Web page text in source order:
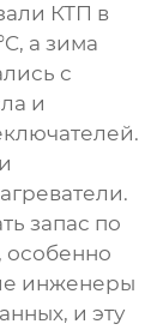
КТП в
а зима
с
и
запас по
особенно
инженеры
и эту